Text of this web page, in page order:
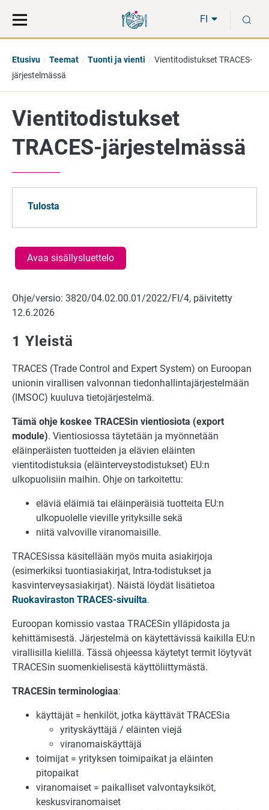
suoraan
sisältöön
koko
sivuston
FI
Etusivu Teemat Tuonti ja vienti
Vientitodistukset TRACES-
järjestelmässä
Vientitodistukset
TRACES-järjestelmässä
Tulosta
Avaa sisällysluettelo
Ohje/versio: 3820/04.02.00.01/2022/FI/4, päivitetty
12.6.2026
1 Yleistä
TRACES (Trade Control and Expert System) on Euroopan
unionin virallisen valvonnan tiedonhallintajärjestelmään
(IMSOC) kuuluva tietojärjestelmä.
Tämä ohje koskee TRACESin vientiosiota (export
module). Vientiosiossa täytetään ja myönnetään
eläinperäisten tuotteiden ja elävien eläinten
vientitodistuksia (eläinterveystodistukset) EU:n
ulkopuolisiin maihin. Ohje on tarkoitettu:
eläviä eläimiä tai eläinperäisiä tuotteita EU:n
ulkopuolelle vieville yrityksille sekä
niitä valvoville viranomaisille.
TRACESissa käsitellään myös muita asiakirjoja
(esimerkiksi tuontiasiakirjat, Intra-todistukset ja
kasvinterveysasiakirjat). Näistä löydät lisätietoa
Ruokaviraston TRACES-sivuilta.
Euroopan komissio vastaa TRACESin ylläpidosta ja
kehittämisestä. Järjestelmä on käytettävissä kaikilla EU:n
virallisilla kielillä. Tässä ohjeessa käytetyt termit löytyvät
TRACESin suomenkielisestä käyttöliittymästä.
TRACESin terminologiaa:
käyttäjät = henkilöt, jotka käyttävät TRACESia
yrityskäyttäjä / eläinten viejä
viranomaiskäyttäjä
toimijat = yrityksen toimipaikat ja eläinten
pitopaikat
viranomaiset = paikalliset valvontayksiköt,
keskusviranomaiset